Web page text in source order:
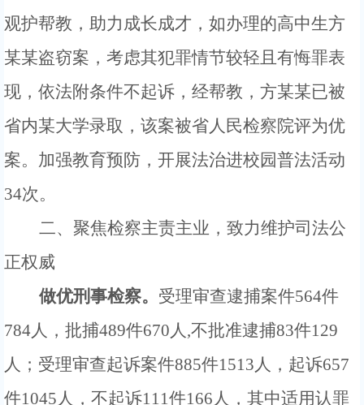
观护帮教，助力成长成才， 如办理的高中生方
某某盗窃案，考虑其犯罪情节较轻且有悔罪表
现，依法附条件不起诉，经帮教，方某某已被
省内某大学录取，该案被省人民检察院评为优
案。 加强教育预防， 开展法治进校园普法活动
34次。
二、 聚焦检察主责主业，致力维护司法公
正权威
做优刑事检察。 受理审查逮捕案件564件
784人，批捕489件670人,不批准逮捕83件129
人 ； 受理审查起诉案件885件1513人， 起诉657
件1045人，不起诉111件166人，其中适用认罪